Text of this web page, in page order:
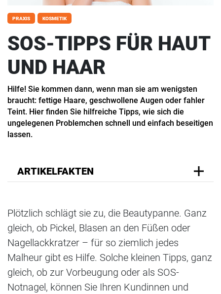
PRAXIS KOSMETIK
SOS-TIPPS FÜR HAUT
UND HAAR
Hilfe! Sie kommen dann, wenn man sie am wenigsten
braucht: fettige Haare, geschwollene Augen oder fahler
Teint. Hier finden Sie hilfreiche Tipps, wie sich die
ungelegenen Problemchen schnell und einfach beseitigen
lassen.
ARTIKELFAKTEN
Plötzlich schlägt sie zu, die Beautypanne. Ganz
gleich, ob Pickel, Blasen an den Füßen oder
Nagellackkratzer – für so ziemlich jedes
Malheur gibt es Hilfe. Solche kleinen Tipps, ganz
gleich, ob zur Vorbeugung oder als SOS-
Notnagel, können Sie Ihren Kundinnen und